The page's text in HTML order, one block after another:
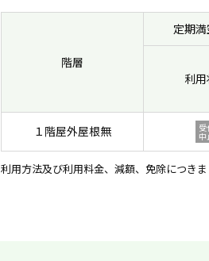
階層
定期
利
１階屋外屋根無 受
中
利用方法及び利用料金、減額、免除につき